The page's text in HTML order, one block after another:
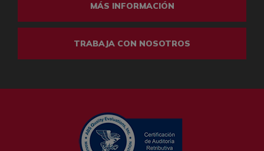
MÁS INFORMACIÓN
TRABAJA CON NOSOTROS